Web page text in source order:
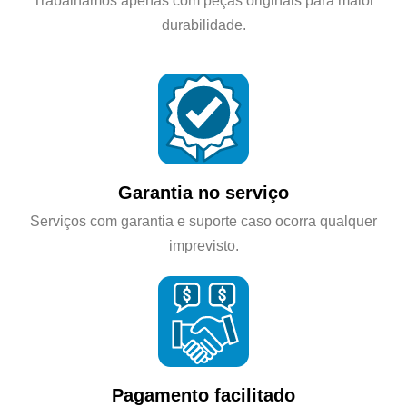
durabilidade.
Garantia no serviço
Serviços com garantia e suporte caso ocorra qualquer
imprevisto.
Pagamento facilitado